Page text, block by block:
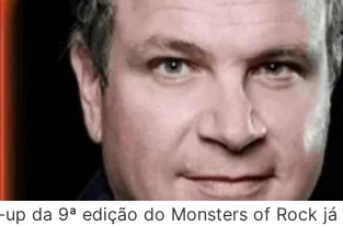
up da 9ª edição do Monsters of Rock